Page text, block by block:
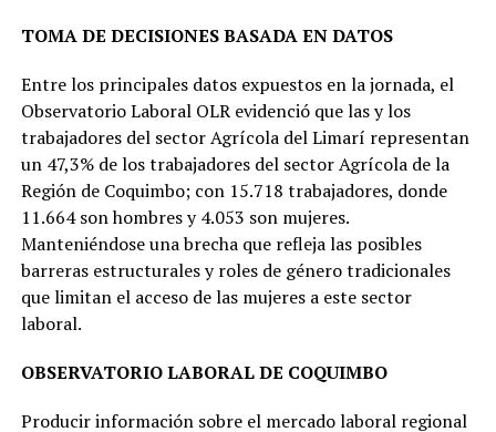
TOMA DE DECISIONES BASADA EN DATOS
Entre los principales datos expuestos en la jornada, el
Observatorio Laboral OLR evidenció que las y los
trabajadores del sector Agrícola del Limarí representan
un 47,3% de los trabajadores del sector Agrícola de la
Región de Coquimbo; con 15.718 trabajadores, donde
11.664 son hombres y 4.053 son mujeres.
Manteniéndose una brecha que refleja las posibles
barreras estructurales y roles de género tradicionales
que limitan el acceso de las mujeres a este sector
laboral.
OBSERVATORIO LABORAL DE COQUIMBO
Producir información sobre el mercado laboral regional